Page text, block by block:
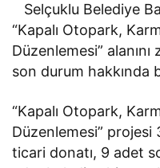
Selçuklu Belediye
“Kapalı Otopark,
Düzenlemesi”
son durum hakkında
“Kapalı Otopark,
Düzenlemesi”
ticari donatı, 9 adet